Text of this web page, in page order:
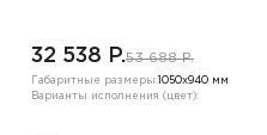
32 538 P.53 688 P.
Габаритные размеры: 1050х940 мм
Варианты исполнения (цвет):